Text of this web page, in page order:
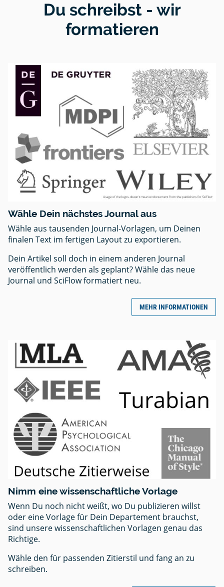
Du schreibst - wir
formatieren
Wähle Dein nächstes Journal aus
Wähle aus tausenden Journal-Vorlagen, um Deinen
finalen Text im fertigen Layout zu exportieren.
Dein Artikel soll doch in einem anderen Journal
veröffentlich werden als geplant? Wähle das neue
Journal und SciFlow formatiert neu.
MEHR INFORMATIONEN
Nimm eine wissenschaftliche Vorlage
Wenn Du noch nicht weißt, wo Du publizieren willst
oder eine Vorlage für Dein Departement brauchst,
sind unsere wissenschaftlichen Vorlagen genau das
Richtige.
Wähle den für passenden Zitierstil und fang an zu
schreiben.